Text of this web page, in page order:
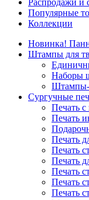
Распродажи и
Популярные
Коллекции
Новинка!
Штампы для
Наборы
Штампы-
Сургучные
Печать
Печать
Печать
Печать
Печать
Печать
Печать
Печать